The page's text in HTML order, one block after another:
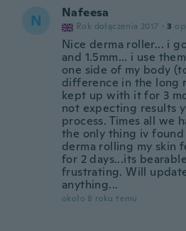
N Nafeesa
Rok dołączenia 2017 · 3
Nice derma roller... i
and 1.5mm... i use
one side of my body
difference in the long
kept up with it for 3
not expecting results
process. Times all we
the only thing iv
derma rolling my skin
for 2 days...its
frustrating. Will
anything...
około 8 roku temu